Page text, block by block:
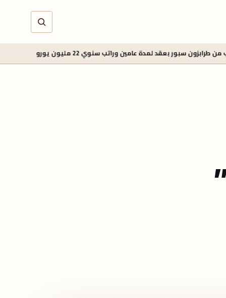
عامين وراتب سنوي 22 مليون يورو 5 أغسطس 2026 - 1:45 م